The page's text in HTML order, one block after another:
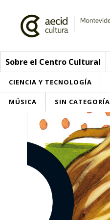
Sobre el Centro Cultural
CIENCIA Y TECNOLOGÍA
MÚSICA SIN CATEGORÍA
Sobre el Centro Cultural
Red AECID
Equipo
Instalaciones
Actividades
> Ir a Actividades
Esta semana
Inscripciones
Participa
Envíanos tu propuesta
Buzón de sugerencias
Convocatorias